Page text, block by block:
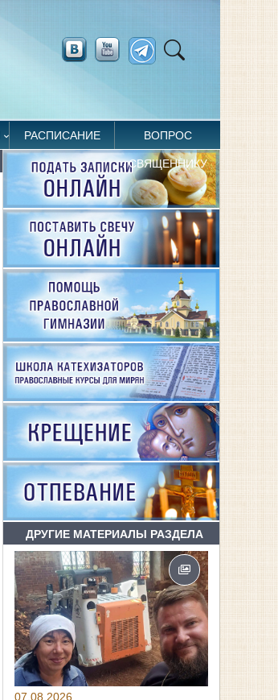
РАСПИСАНИЕ ВОПРОС
СВЯЩЕННИКУ
ДРУГИЕ МАТЕРИАЛЫ РАЗДЕЛА
07.08.2026